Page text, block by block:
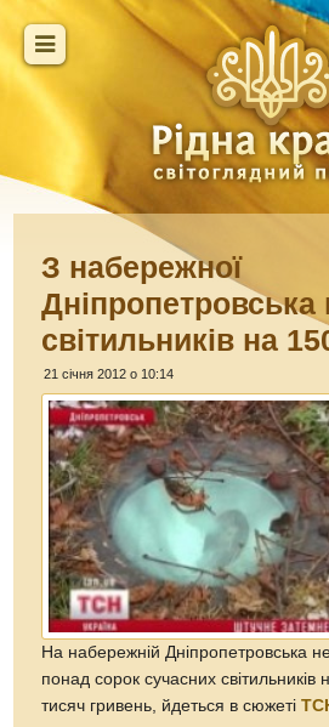
З набережної
Дніпропетровська
світильників на
21 січня 2012 о 10:14
На набережній Дніпропетровська
понад сорок сучасних світильників
тисяч гривень, йдеться в сюжеті